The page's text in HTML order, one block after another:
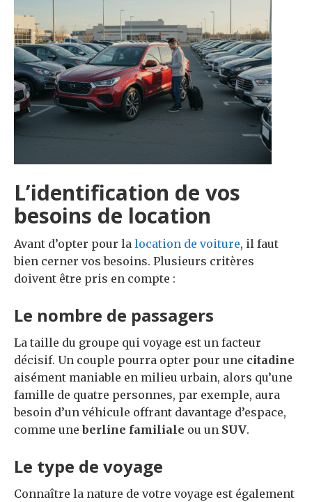
L’identification de vos
besoins de location
Avant d’opter pour la location de voiture, il faut
bien cerner vos besoins. Plusieurs critères
doivent être pris en compte :
Le nombre de passagers
La taille du groupe qui voyage est un facteur
décisif. Un couple pourra opter pour une citadine
aisément maniable en milieu urbain, alors qu’une
famille de quatre personnes, par exemple, aura
besoin d’un véhicule offrant davantage d’espace,
comme uneberline familiale ou un SUV.
Le type de voyage
Connaître la nature de votre voyage est également